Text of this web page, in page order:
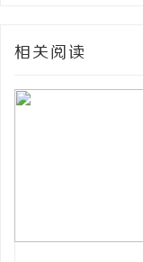
相关阅读